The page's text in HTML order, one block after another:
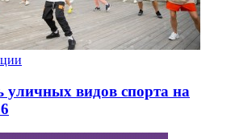
уличных видов спорта на